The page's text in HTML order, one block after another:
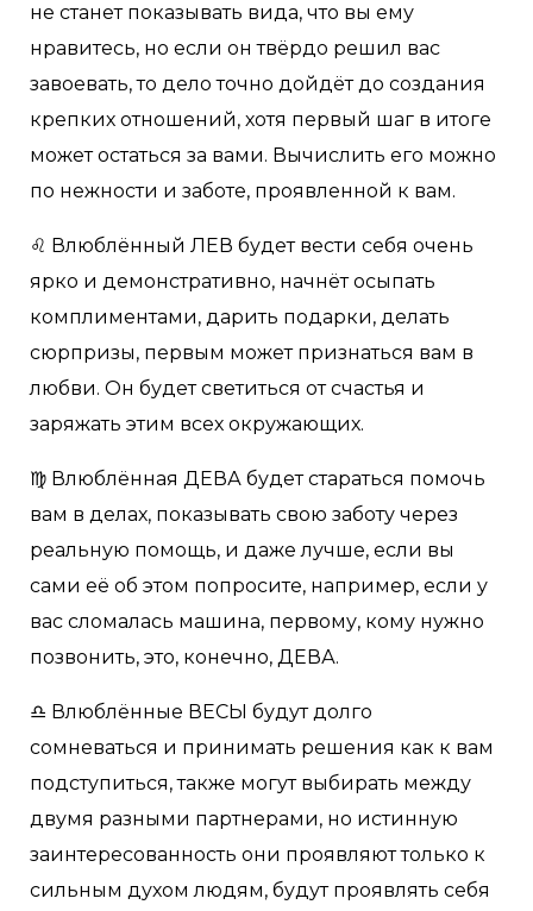
не станет показывать вида, что вы ему
нравитесь, но если он твёрдо решил вас
завоевать, то дело точно дойдёт до создания
крепких отношений, хотя первый шаг в итоге
может остаться за вами. Вычислить его можно
по нежности и заботе, проявленной к вам.
♌️ Влюблённый ЛЕВ будет вести себя очень
ярко и демонстративно, начнёт осыпать
комплиментами, дарить подарки, делать
сюрпризы, первым может признаться вам в
любви. Он будет светиться от счастья и
заряжать этим всех окружающих.
♍️ Влюблённая ДЕВА будет стараться помочь
вам в делах, показывать свою заботу через
реальную помощь, и даже лучше, если вы
сами её об этом попросите, например, если у
вас сломалась машина, первому, кому нужно
позвонить, это, конечно, ДЕВА.
♎️ Влюблённые ВЕСЫ будут долго
сомневаться и принимать решения как к вам
подступиться, также могут выбирать между
двумя разными партнерами, но истинную
заинтересованность они проявляют только к
сильным духом людям, будут проявлять себя